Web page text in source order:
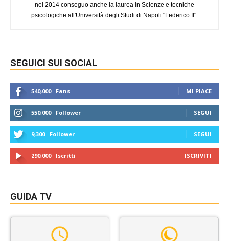
nel 2014 conseguo anche la laurea in Scienze e tecniche
psicologiche all'Università degli Studi di Napoli "Federico II".
SEGUICI SUI SOCIAL
540,000 Fans MI PIACE
550,000 Follower SEGUI
9,300 Follower SEGUI
290,000 Iscritti ISCRIVITI
GUIDA TV